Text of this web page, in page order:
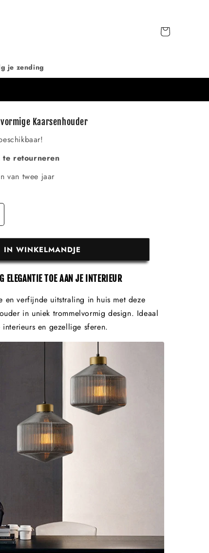
je zending
Winkelwagen
Kaarsenhouder
te retourneren
van twee jaar
IN WINKELMANDJE
ELEGANTIE TOE AAN JE INTERIEUR
en verfijnde uitstraling in huis met deze
in uniek trommelvormig design. Ideaal
en gezellige sferen.